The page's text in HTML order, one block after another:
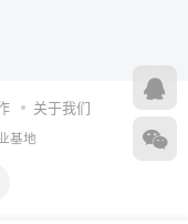
关于我们
基地